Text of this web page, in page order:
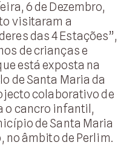
6 de Dezembro,
visitaram a
das 4 Estações”,
de crianças e
está exposta na
de Santa Maria da
colaborativo de
o cancro infantil,
de Santa Maria
no âmbito de Perlim.